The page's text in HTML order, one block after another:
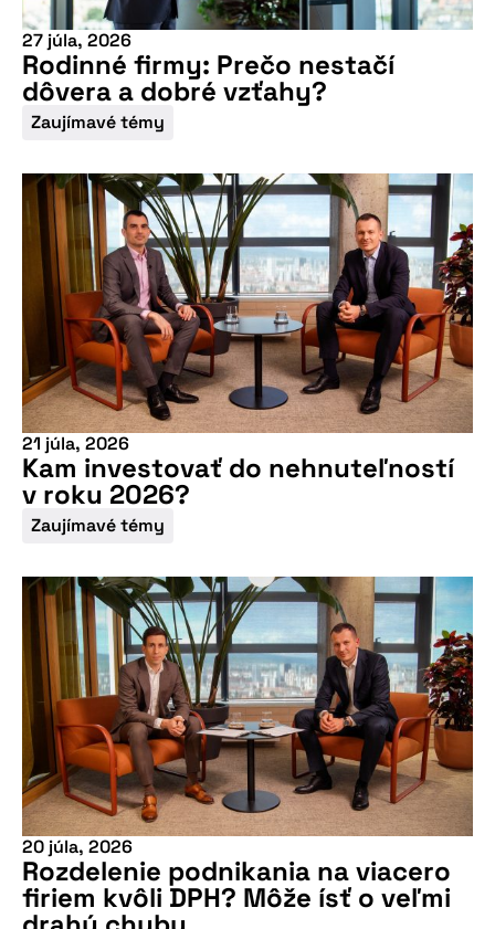
27 júla, 2026
Rodinné firmy: Prečo nestačí
dôvera a dobré vzťahy?
Zaujímavé témy
21 júla, 2026
Kam investovať do nehnuteľností
v roku 2026?
Zaujímavé témy
20 júla, 2026
Rozdelenie podnikania na viacero
firiem kvôli DPH? Môže ísť o veľmi